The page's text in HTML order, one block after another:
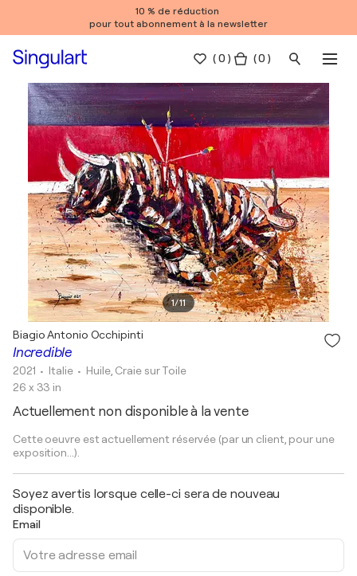
10 % de réduction
pour tout abonnement à la newsletter
(0 ) ( 0 )
1/11
Incredible
Biagio Antonio Occhipinti
2021 • Italie • Huile, Craie sur Toile
26 x 33 in
Actuellement non disponible à la vente
Cette oeuvre est actuellement réservée (par un client, pour une
exposition...).
Soyez avertis lorsque celle-ci sera de nouveau
disponible.
Email